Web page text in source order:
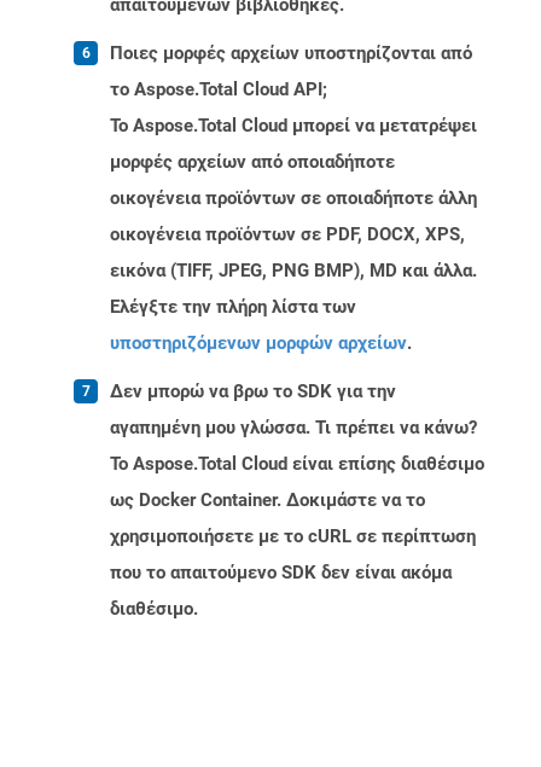
απαιτούμενων βιβλιοθήκες.
Ποιες μορφές αρχείων υποστηρίζονται από
το Aspose.Total Cloud API;
Το Aspose.Total Cloud μπορεί να μετατρέψει
μορφές αρχείων από οποιαδήποτε
οικογένεια προϊόντων σε οποιαδήποτε άλλη
οικογένεια προϊόντων σε PDF, DOCX, XPS,
εικόνα (TIFF, JPEG, PNG BMP), MD και άλλα.
Ελέγξτε την πλήρη λίστα των
υποστηριζόμενων μορφών αρχείων.
Δεν μπορώ να βρω το SDK για την
αγαπημένη μου γλώσσα. Τι πρέπει να κάνω?
Το Aspose.Total Cloud είναι επίσης διαθέσιμο
ως Docker Container. Δοκιμάστε να το
χρησιμοποιήσετε με το cURL σε περίπτωση
που το απαιτούμενο SDK δεν είναι ακόμα
διαθέσιμο.